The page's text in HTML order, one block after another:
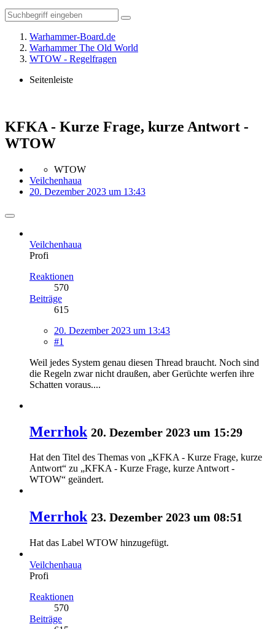
Warhammer-Board.de
Warhammer The Old World
WTOW - Regelfragen
Seitenleiste
KFKA - Kurze Frage, kurze Antwort -
WTOW
WTOW
Veilchenhaua
20. Dezember 2023 um 13:43
Veilchenhaua
Profi
Reaktionen
570
Beiträge
615
20. Dezember 2023 um 13:43
#1
Weil jedes System genau diesen Thread braucht. Noch sind
die Regeln zwar nicht draußen, aber Gerüchte werfen ihre
Schatten voraus....
Merrhok 20. Dezember 2023 um 15:29
Hat den Titel des Themas von „KFKA - Kurze Frage, kurze
Antwort“ zu „KFKA - Kurze Frage, kurze Antwort -
WTOW“ geändert.
Merrhok 23. Dezember 2023 um 08:51
Hat das Label WTOW hinzugefügt.
Veilchenhaua
Profi
Reaktionen
570
Beiträge